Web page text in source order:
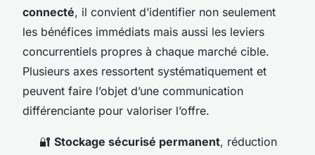
connecté, il convient d’identifier non seulement
les bénéfices immédiats mais aussi les leviers
concurrentiels propres à chaque marché cible.
Plusieurs axes ressortent systématiquement et
peuvent faire l’objet d’une communication
différenciante pour valoriser l’offre.
🔐 Stockage sécurisé permanent, réduction